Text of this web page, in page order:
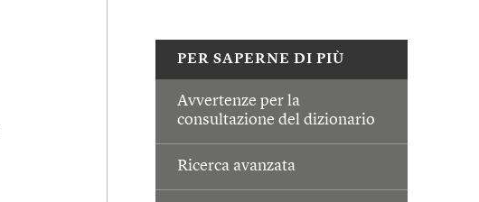
PER SAPERNE DI PIÙ
Avvertenze per la
consultazione del dizionario
Ricerca avanzata